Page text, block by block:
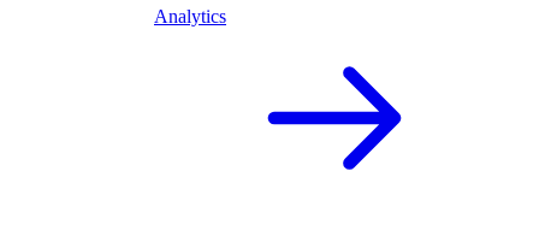
Analytics